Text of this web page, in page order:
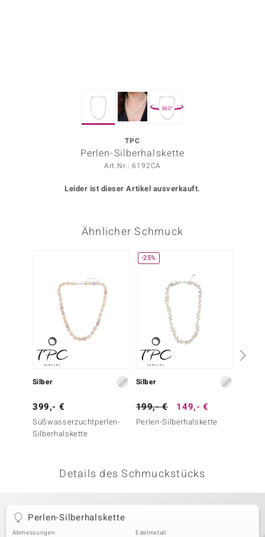
Collection
BY DE MELO
360°
TPC
Perlen-Silberhalskette
Art.Nr.: 6192CA
Leider ist dieser Artikel ausverkauft.
Ähnlicher Schmuck
Silber
399,- €
Süßwasserzuchtperlen-
Silberhalskette
-25%
Silber
199,- € 149,- €
Perlen-Silberhalskette
Details des Schmuckstücks
Perlen-Silberhalskette
Abmessungen Edelmetall